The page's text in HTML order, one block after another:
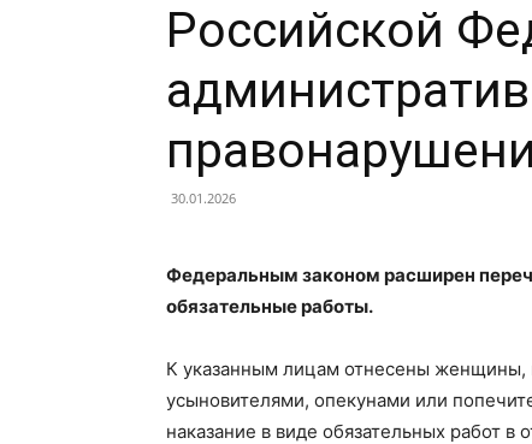
Российской
30.01.2026
Федеральным законом расширен
обязательные работы.
К указанным лицам отнесены
усыновителями, опекунами или
наказание в виде обязательных работ